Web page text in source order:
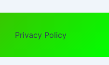
Privacy Policy